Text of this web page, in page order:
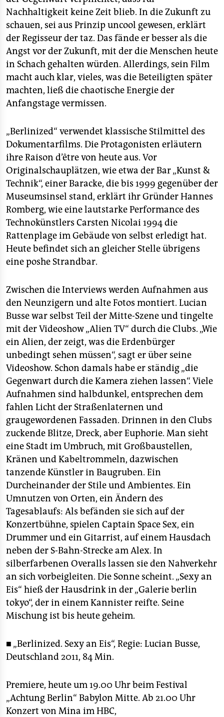
Nachhaltigkeit keine Zeit blieb. In die Zukunft zu
schauen, sei aus Prinzip uncool gewesen, erklärt
der Regisseur der taz. Das fände er besser als die
Angst vor der Zukunft, mit der die Menschen heute
in Schach gehalten würden. Allerdings, sein Film
macht auch klar, vieles, was die Beteiligten später
machten, ließ die chaotische Energie der
Anfangstage vermissen.
„Berlinized“ verwendet klassische Stilmittel des
Dokumentarfilms. Die Protagonisten erläutern
ihre Raison d’être von heute aus. Vor
Originalschauplätzen, wie etwa der Bar „Kunst &
Technik“, einer Baracke, die bis 1999 gegenüber der
Museumsinsel stand, erklärt ihr Gründer Hannes
Romberg, wie eine lautstarke Performance des
Technokünstlers Carsten Nicolai 1994 die
Rattenplage im Gebäude von selbst erledigt hat.
Heute befindet sich an gleicher Stelle übrigens
eine poshe Strandbar.
Zwischen die Interviews werden Aufnahmen aus
den Neunzigern und alte Fotos montiert. Lucian
Busse war selbst Teil der Mitte-Szene und tingelte
mit der Videoshow „Alien TV“ durch die Clubs. „Wie
ein Alien, der zeigt, was die Erdenbürger
unbedingt sehen müssen“, sagt er über seine
Videoshow. Schon damals habe er ständig „die
Gegenwart durch die Kamera ziehen lassen“. Viele
Aufnahmen sind halbdunkel, entsprechen dem
fahlen Licht der Straßenlaternen und
graugewordenen Fassaden. Drinnen in den Clubs
zuckende Blitze, Dreck, aber Euphorie. Man sieht
eine Stadt im Umbruch, mit Großbaustellen,
Kränen und Kabeltrommeln, dazwischen
tanzende Künstler in Baugruben. Ein
Durcheinander der Stile und Ambientes. Ein
Umnutzen von Orten, ein Ändern des
Tagesablaufs: Als befänden sie sich auf der
Konzertbühne, spielen Captain Space Sex, ein
Drummer und ein Gitarrist, auf einem Hausdach
neben der S-Bahn-Strecke am Alex. In
silberfarbenen Overalls lassen sie den Nahverkehr
an sich vorbeigleiten. Die Sonne scheint. „Sexy an
Eis“ hieß der Hausdrink in der „Galerie berlin
tokyo“, der in einem Kannister reifte. Seine
Mischung ist bis heute geheim.
■ „Berlinized. Sexy an Eis“, Regie: Lucian Busse,
Deutschland 2011, 84 Min.
Premiere, heute um 19.00 Uhr beim Festival
„Achtung Berlin“ Babylon Mitte. Ab 21.00 Uhr
Konzert von Mina im HBC,